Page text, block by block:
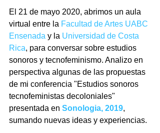
El 21 de mayo 2020, abrimos un aula
virtual entre la Facultad de Artes UABC
Ensenada y la Universidad de Costa
Rica, para conversar sobre estudios
sonoros y tecnofeminismo. Analizo en
perspectiva algunas de las propuestas
de mi conferencia "Estudios sonoros
tecnofeministas decoloniales"
presentada en Sonologia, 2019,
sumando nuevas ideas y experiencias.